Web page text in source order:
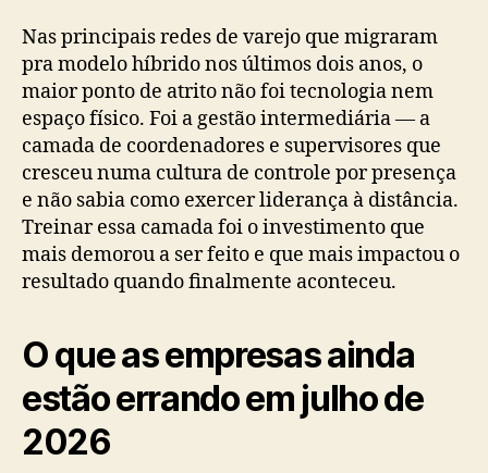
Nas principais redes de varejo que migraram
pra modelo híbrido nos últimos dois anos, o
maior ponto de atrito não foi tecnologia nem
espaço físico. Foi a gestão intermediária — a
camada de coordenadores e supervisores que
cresceu numa cultura de controle por presença
e não sabia como exercer liderança à distância.
Treinar essa camada foi o investimento que
mais demorou a ser feito e que mais impactou o
resultado quando finalmente aconteceu.
O que as empresas ainda
estão errando em julho de
2026